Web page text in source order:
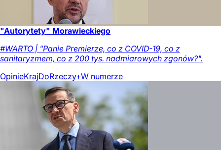
"Autorytety" Morawieckiego
#WARTO | "Panie Premierze, co z COVID-19, co z
sanitaryzmem, co z 200 tys. nadmiarowych zgonów?".
OpinieKrajDoRzeczy+W numerze